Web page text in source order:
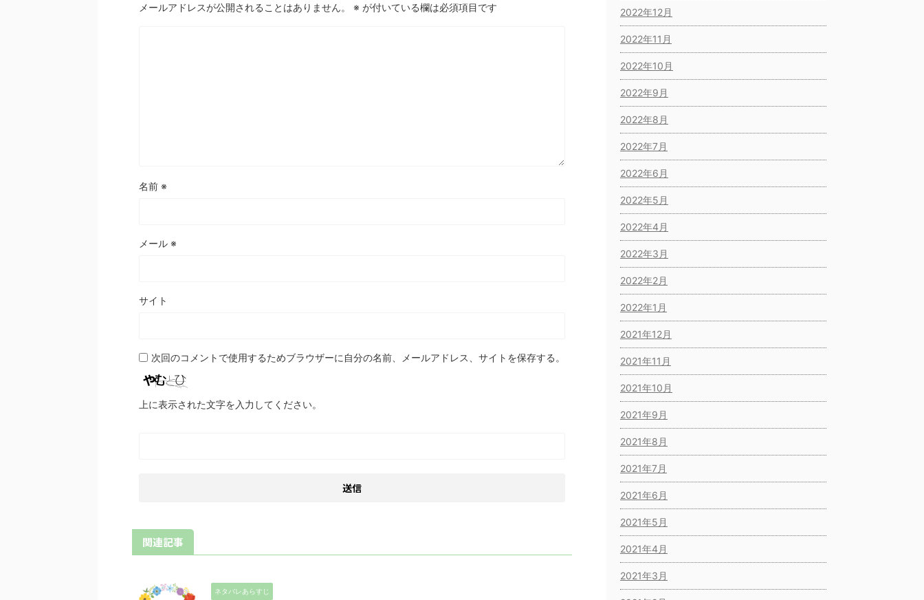
メールアドレスが公開されることはありません。 ※ が付いている欄は必須項目です
名前 ※
メール ※
サイト
次回のコメントで使用するためブラウザーに自分の名前、メールアドレス、サイトを保存する。
上に表示された文字を入力してください。
関連記事
ネタバレあらすじ
2022年12月
2022年11月
2022年10月
2022年9月
2022年8月
2022年7月
2022年6月
2022年5月
2022年4月
2022年3月
2022年2月
2022年1月
2021年12月
2021年11月
2021年10月
2021年9月
2021年8月
2021年7月
2021年6月
2021年5月
2021年4月
2021年3月